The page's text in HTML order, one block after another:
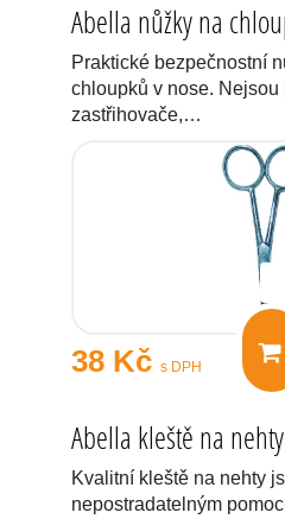
Abella nůžky na
Praktické bezpečnostní
chloupků v nose. Nejsou
zastřihovače,…
38 Kč s DPH
Abella kleště na
Kvalitní kleště na nehty
nepostradatelným